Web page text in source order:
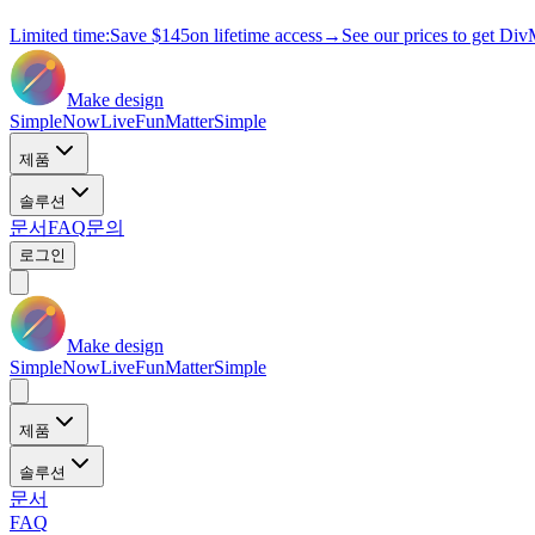
Limited time:Save $145on lifetime access→ See our prices to get
Make design
SimpleNowLiveFunMatterSimple
제품
솔루션
문서FAQ문의
로그인
Make design
SimpleNowLiveFunMatterSimple
제품
솔루션
문서
FAQ